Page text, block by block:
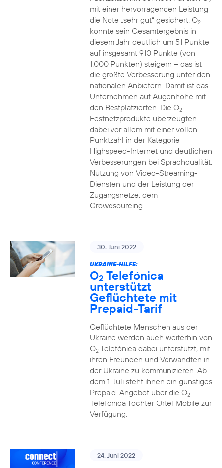
mit einer hervorragenden Leistung
die Note „sehr gut“ gesichert. O2
konnte sein Gesamtergebnis in
diesem Jahr deutlich um 51 Punkte
auf insgesamt 910 Punkte (von
1.000 Punkten) steigern – das ist
die größte Verbesserung unter den
nationalen Anbietern. Damit ist das
Unternehmen auf Augenhöhe mit
den Bestplatzierten. Die O2
Festnetzprodukte überzeugten
dabei vor allem mit einer vollen
Punktzahl in der Kategorie
Highspeed-Internet und deutlichen
Verbesserungen bei Sprachqualität,
Nutzung von Video-Streaming-
Diensten und der Leistung der
Zugangsnetze, dem
Crowdsourcing.
30. Juni 2022
UKRAINE-HILFE:
O2 Telefónica
unterstützt
Geflüchtete mit
Prepaid-Tarif
Geflüchtete Menschen aus der
Ukraine werden auch weiterhin von
O2Telefónica dabei unterstützt, mit
ihren Freunden und Verwandten in
der Ukraine zu kommunizieren. Ab
dem 1. Juli steht ihnen ein günstiges
Prepaid-Angebot über die O2
Telefónica Tochter Ortel Mobile zur
Verfügung.
24. Juni 2022